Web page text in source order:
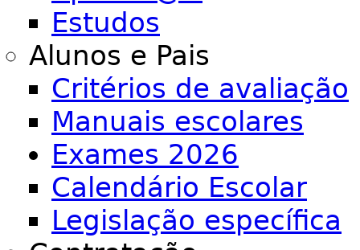
Estudos
Alunos e Pais
Critérios de avaliação
Manuais escolares
Exames 2026
Calendário Escolar
Legislação específica